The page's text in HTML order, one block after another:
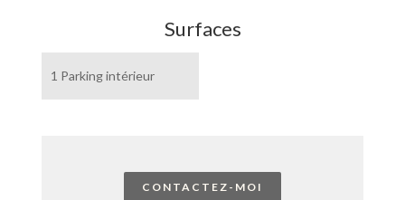
Surfaces
1 Parking intérieur
CONTACTEZ-MOI